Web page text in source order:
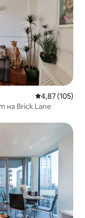
Средна
4,87 (105)
Brick Lane